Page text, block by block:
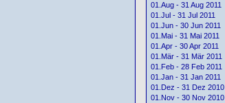
01.Aug - 31 Aug 2011
01.Jul - 31 Jul 2011
01.Jun - 30 Jun 2011
01.Mai - 31 Mai 2011
01.Apr - 30 Apr 2011
01.Mär - 31 Mär 2011
01.Feb - 28 Feb 2011
01.Jan - 31 Jan 2011
01.Dez - 31 Dez 2010
01.Nov - 30 Nov 2010